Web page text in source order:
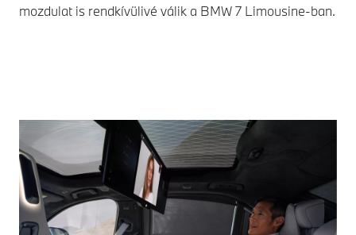
mozdulat is rendkívülivé válik a BMW 7 Limousine-ban.